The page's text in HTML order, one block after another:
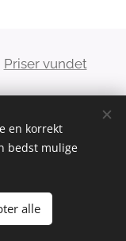
Priser vundet
E-mail:
en korrekt
bedst mulige
alle